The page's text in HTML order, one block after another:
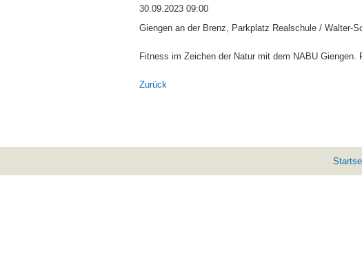
30.09.2023 09:00
Giengen an der Brenz, Parkplatz Realschule / Walter-
Fitness im Zeichen der Natur mit dem NABU Giengen.
Zurück